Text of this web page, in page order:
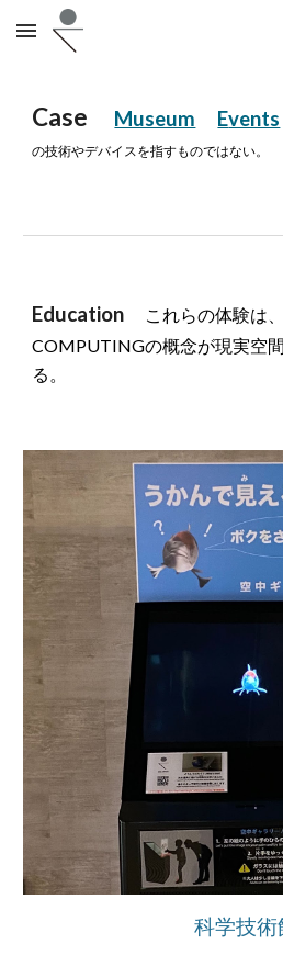
Skip to main content
Case Museum Events
の技術やデバイスを指すものではない。
Education
これらの体験は
COMPUTINGの概念が現実空
る。
科学技術